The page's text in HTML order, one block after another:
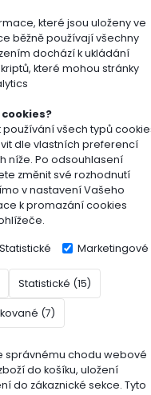
které jsou uloženy ve
běžně používají všechny
dochází k ukládání
které mohou stránky
všech typů
dle vlastních preferencí
níže. Po odsouhlasení
změnit své rozhodnutí
v nastavení Vašeho
k promazání cookies
Statistické Marketingové
Statistické (15)
(7)
správnému chodu webové
do košíku, uložení
do zákaznické sekce. Tyto